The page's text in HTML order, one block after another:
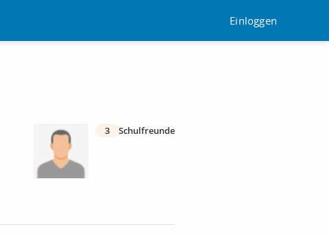
Einloggen
3 Schulfreunde